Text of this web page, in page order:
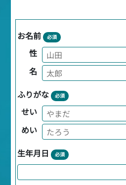
お名前 必須
性
名
ふりがな 必須
せい
めい
生年月日 必須